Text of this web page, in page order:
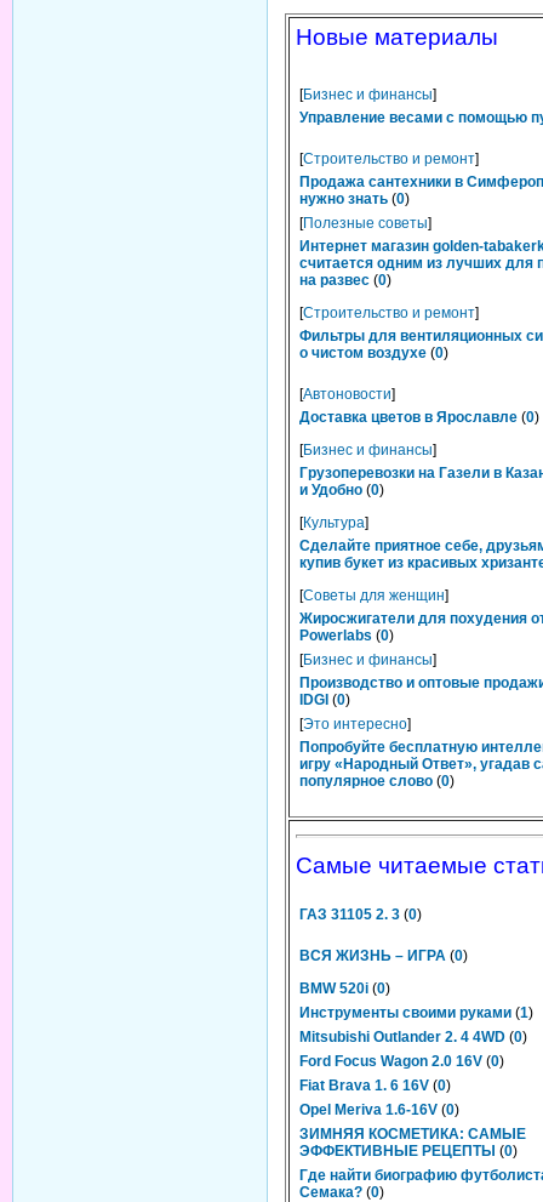
Новые материалы
[Бизнес и финансы]
Управление весами с помощью
[Строительство и ремонт]
Продажа сантехники в
нужно знать (0)
[Полезные советы]
Интернет магазин golden-
считается одним из лучших для
на развес (0)
[Строительство и ремонт]
Фильтры для вентиляционных
о чистом воздухе (0)
[Автоновости]
Доставка цветов в Ярославле (0)
[Бизнес и финансы]
Грузоперевозки на Газели в
и Удобно (0)
[Культура]
Сделайте приятное себе,
купив букет из красивых
[Советы для женщин]
Жиросжигатели для похудения
Powerlabs (0)
[Бизнес и финансы]
Производство и оптовые
IDGI (0)
[Это интересно]
Попробуйте бесплатную
игру «Народный Ответ», угадав
популярное слово (0)
Самые читаемые
ГАЗ 31105 2. 3 (0)
ВСЯ ЖИЗНЬ – ИГРА (0)
BMW 520i (0)
Инструменты своими руками (1)
Mitsubishi Outlander 2. 4 4WD (0)
Ford Focus Wagon 2.0 16V (0)
Fiat Brava 1. 6 16V (0)
Opel Meriva 1.6-16V (0)
ЗИМНЯЯ КОСМЕТИКА: САМЫЕ
ЭФФЕКТИВНЫЕ РЕЦЕПТЫ (0)
Где найти биографию
Семака? (0)